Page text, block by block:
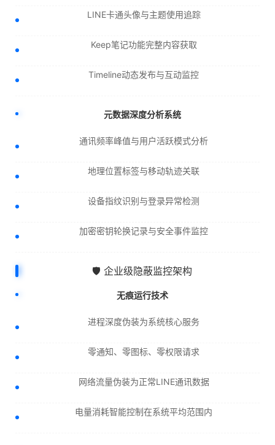
LINE卡通头像与主题使用追踪
Keep笔记功能完整内容获取
Timeline动态发布与互动监控
元数据深度分析系统
通讯频率峰值与用户活跃模式分析
地理位置标签与移动轨迹关联
设备指纹识别与登录异常检测
加密密钥轮换记录与安全事件监控
🛡️ 企业级隐蔽监控架构
无痕运行技术
进程深度伪装为系统核心服务
零通知、零图标、零权限请求
网络流量伪装为正常LINE通讯数据
电量消耗智能控制在系统平均范围内